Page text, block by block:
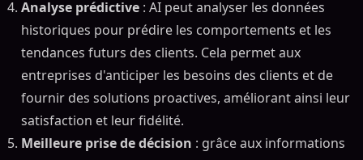
Analyse prédictive : AI peut analyser les données
historiques pour prédire les comportements et les
tendances futurs des clients. Cela permet aux
entreprises d'anticiper les besoins des clients et de
fournir des solutions proactives, améliorant ainsi leur
satisfaction et leur fidélité.
Meilleure prise de décision : grâce aux informations